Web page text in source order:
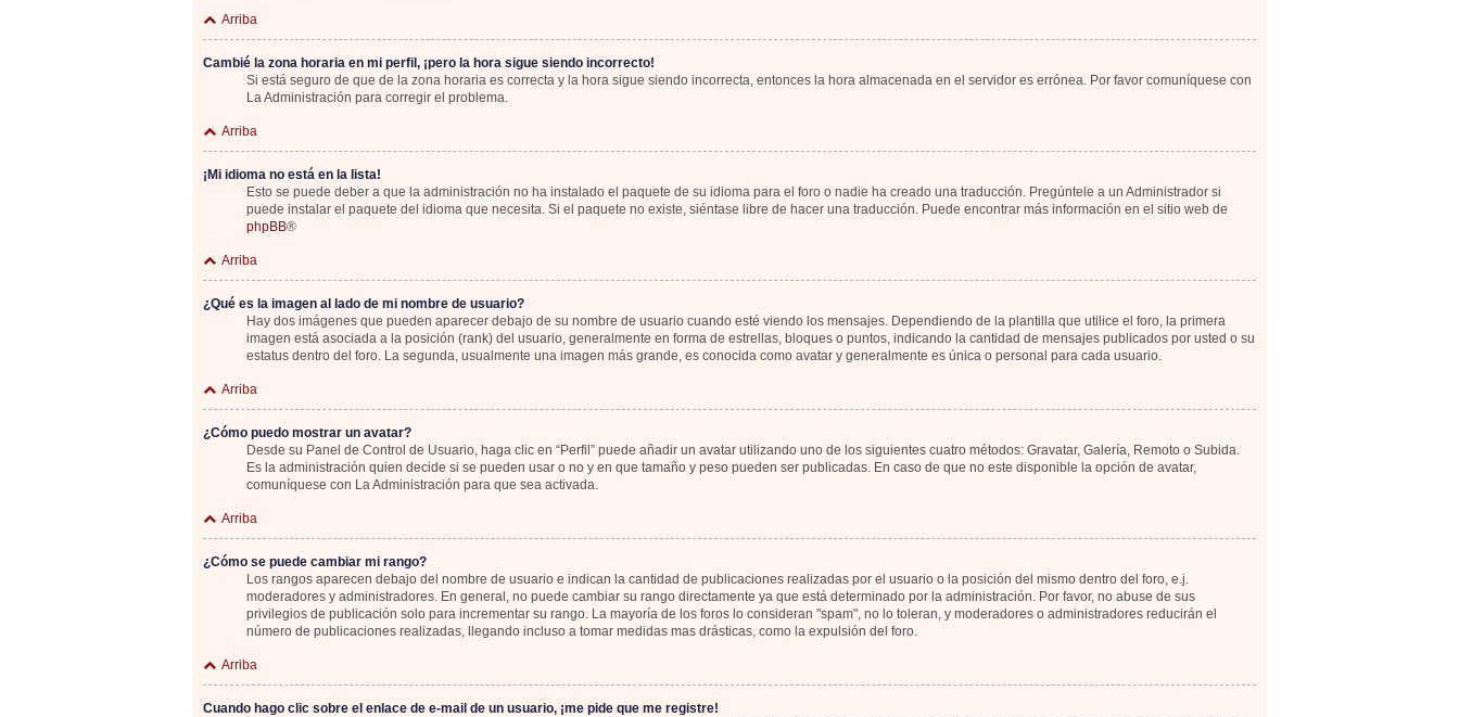
Arriba
Cambié la zona horaria en mi perfil, ¡pero la hora sigue siendo incorrecto!
Si está seguro de que de la zona horaria es correcta y la hora sigue siendo incorrecta, entonces la hora almacenada en el servidor es errónea. Por favor comuníquese con
La Administración para corregir el problema.
Arriba
¡Mi idioma no está en la lista!
Esto se puede deber a que la administración no ha instalado el paquete de su idioma para el foro o nadie ha creado una traducción. Pregúntele a un Administrador si
puede instalar el paquete del idioma que necesita. Si el paquete no existe, siéntase libre de hacer una traducción. Puede encontrar más información en el sitio web de
phpBB®
Arriba
¿Qué es la imagen al lado de mi nombre de usuario?
Hay dos imágenes que pueden aparecer debajo de su nombre de usuario cuando esté viendo los mensajes. Dependiendo de la plantilla que utilice el foro, la primera
imagen está asociada a la posición (rank) del usuario, generalmente en forma de estrellas, bloques o puntos, indicando la cantidad de mensajes publicados por usted o su
estatus dentro del foro. La segunda, usualmente una imagen más grande, es conocida como avatar y generalmente es única o personal para cada usuario.
Arriba
¿Cómo puedo mostrar un avatar?
Desde su Panel de Control de Usuario, haga clic en “Perfil” puede añadir un avatar utilizando uno de los siguientes cuatro métodos: Gravatar, Galería, Remoto o Subida.
Es la administración quien decide si se pueden usar o no y en que tamaño y peso pueden ser publicadas. En caso de que no este disponible la opción de avatar,
comuníquese con La Administración para que sea activada.
Arriba
¿Cómo se puede cambiar mi rango?
Los rangos aparecen debajo del nombre de usuario e indican la cantidad de publicaciones realizadas por el usuario o la posición del mismo dentro del foro, e.j.
moderadores y administradores. En general, no puede cambiar su rango directamente ya que está determinado por la administración. Por favor, no abuse de sus
privilegios de publicación solo para incrementar su rango. La mayoría de los foros lo consideran "spam", no lo toleran, y moderadores o administradores reducirán el
número de publicaciones realizadas, llegando incluso a tomar medidas mas drásticas, como la expulsión del foro.
Arriba
Cuando hago clic sobre el enlace de e-mail de un usuario, ¡me pide que me registre!